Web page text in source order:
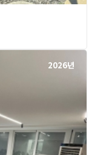
2026년